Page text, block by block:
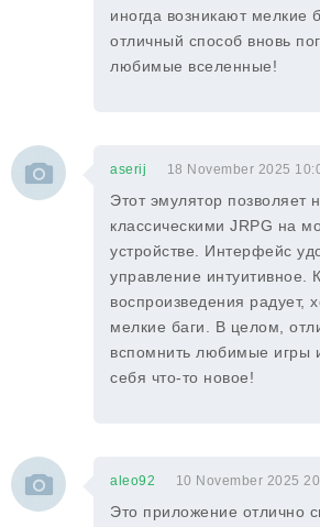
иногда возникают мелкие
отличный способ вновь
любимые вселенные!
aserij 18 November 2025
Этот эмулятор позволяет
классическими JRPG на
устройстве. Интерфейс
управление интуитивное.
воспроизведения радует,
мелкие баги. В целом,
вспомнить любимые игры
себя что-то новое!
aleo92 10 November 2025
Это приложение отлично